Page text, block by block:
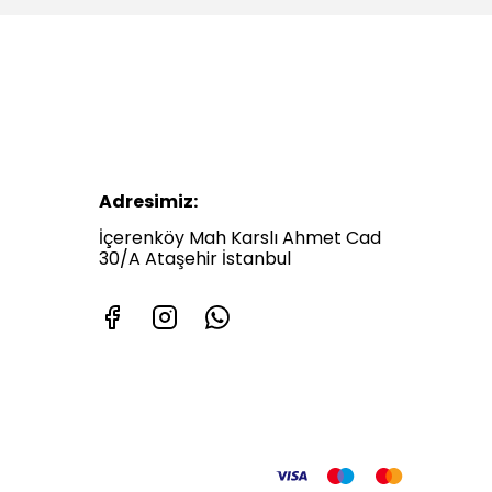
Adresimiz:
İçerenköy Mah Karslı Ahmet Cad
30/A Ataşehir İstanbul